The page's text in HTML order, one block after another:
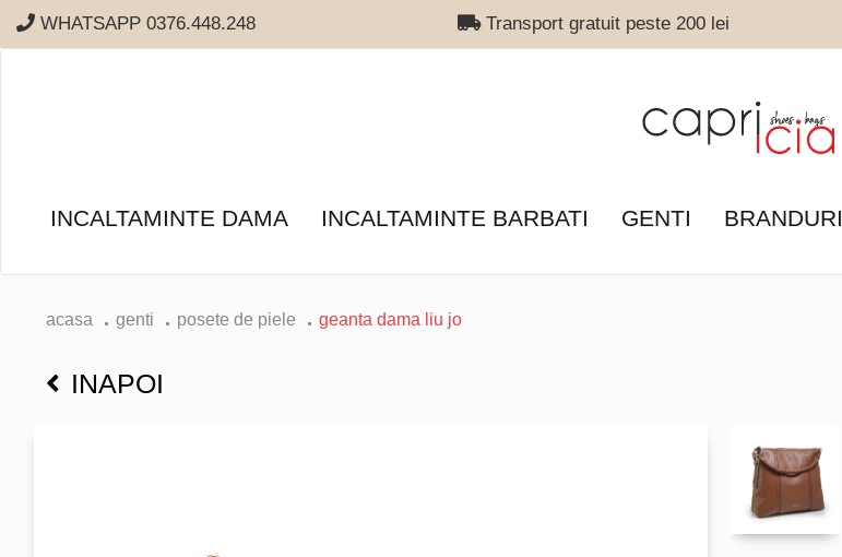
WHATSAPP 0376.448.248 Transport gratuit peste 200 lei
INCALTAMINTE DAMA INCALTAMINTE BARBATI GENTI BRANDURI
acasa genti posete de piele geanta dama liu jo
INAPOI